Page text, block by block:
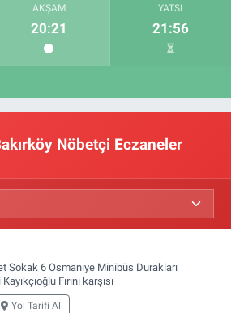
AKŞAM
20:21
YATSI
21:56
Nöbetçi Eczaneler
Sokak 6 Osmaniye Minibüs Durakları
Fırını karşısı
Yol Tarifi Al